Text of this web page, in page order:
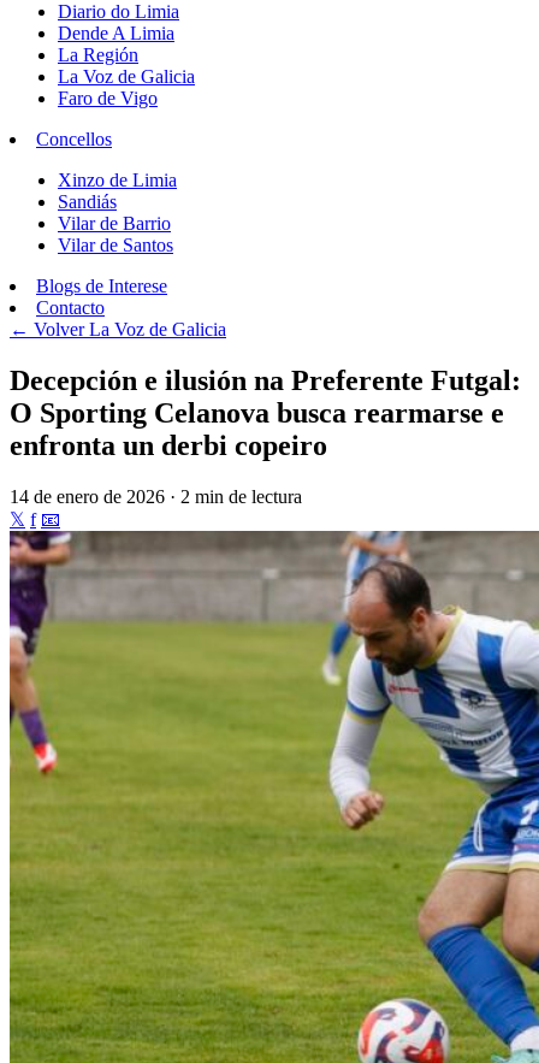
Diario do Limia
Dende A Limia
La Región
La Voz de Galicia
Faro de Vigo
Concellos
Xinzo de Limia
Sandiás
Vilar de Barrio
Vilar de Santos
Blogs de Interese
Contacto
← VolverLa Voz de Galicia
Decepción e ilusión na Preferente Futgal:
O Sporting Celanova busca rearmarse e
enfronta un derbi copeiro
14 de enero de 2026 · 2 min de lectura
𝕏 f 📧